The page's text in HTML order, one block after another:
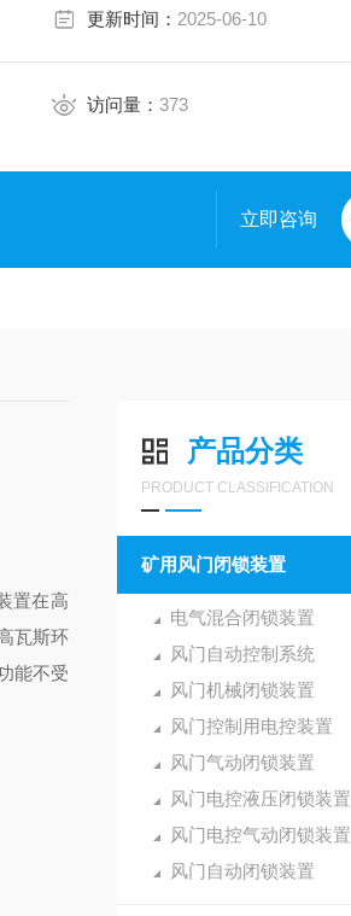
更新时间： 2025-06-10
访问量： 373
立即咨询
产品分类
PRODUCT CLASSIFICATION
矿用风门闭锁装置
电气混合闭锁装置
风门自动控制系统
风门机械闭锁装置
风门控制用电控装置
风门气动闭锁装置
风门电控液压闭锁装置
风门电控气动闭锁装置
风门自动闭锁装置
置在高
瓦斯环
能不受